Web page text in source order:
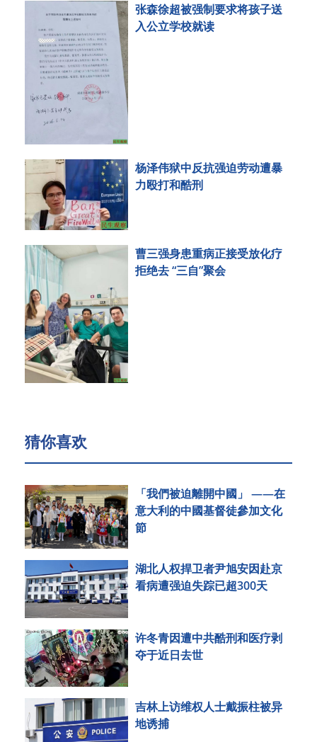
张森徐超被强制要求将孩子送
入公立学校就读
杨泽伟狱中反抗强迫劳动遭暴
力殴打和酷刑
曹三强身患重病正接受放化疗
拒绝去 “三自”聚会
猜你喜欢
「我們被迫離開中國」 ——在
意大利的中國基督徒參加文化
節
湖北人权捍卫者尹旭安因赴京
看病遭强迫失踪已超300天
许冬青因遭中共酷刑和医疗剥
夺于近日去世
吉林上访维权人士戴振柱被异
地诱捕